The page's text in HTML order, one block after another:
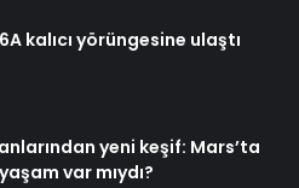
kalıcı yörüngesine ulaştı
yeni keşif: Mars’ta
var mıydı?